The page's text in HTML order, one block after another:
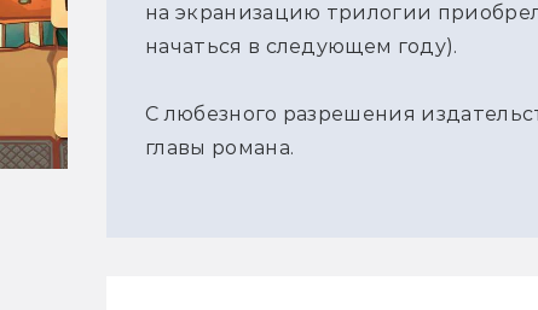
на экранизацию трилогии
начаться в следующем году).
С любезного разрешения
главы романа.